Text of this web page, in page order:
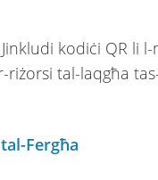
kodiċi QR li
riżorsi tal-laqgħa
Fergħa